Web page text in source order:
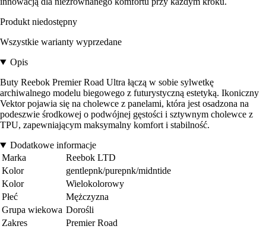
Produkt niedostępny
Wszystkie warianty wyprzedane
Opis
Buty Reebok Premier Road Ultra łączą w sobie sylwetkę
archiwalnego modelu biegowego z futurystyczną estetyką. Ikoniczny
Vektor pojawia się na cholewce z panelami, która jest osadzona na
podeszwie środkowej o podwójnej gęstości i sztywnym cholewce z
TPU, zapewniającym maksymalny komfort i stabilność.
Dodatkowe informacje
Marka
Reebok LTD
Kolor
gentlepnk/purepnk/midntide
Kolor
Wielokolorowy
Płeć
Mężczyzna
Grupa wiekowa Dorośli
Zakres
Premier Road